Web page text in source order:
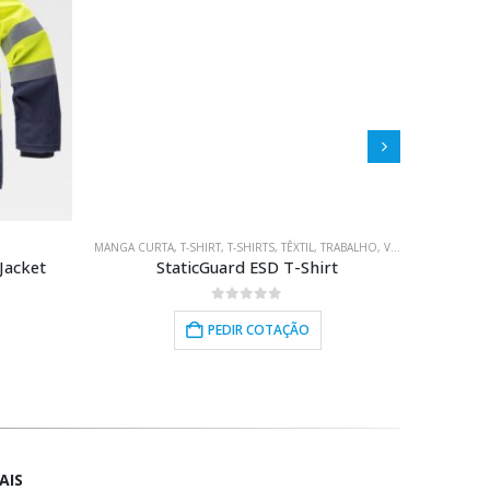
ESCRITÓRIO,USO PESSOAL
ESCOLHA VERDE, REUNIÃO/ESCRITÓRIO,REUNIÃO/ESCRITÓRIO
MANGA CURTA, T-SHIRT, T-SHIRTS, TÊXTIL, TRABALHO, VESTUÁRIO
StaticGuard ESD T-Shirt
0out of 5
PEDIR COTAÇÃO